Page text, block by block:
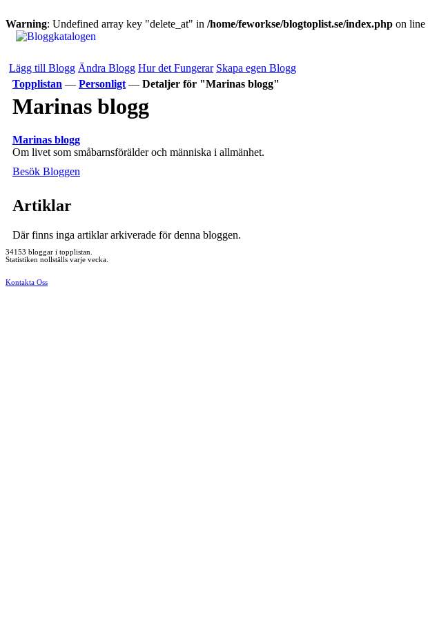
Warning: Undefined array key "delete_at" in /home/feworkse/blogtoplist.se/index.php on line
Lägg till Blogg Ändra Blogg Hur det Fungerar Skapa egen Blogg
Topplistan — Personligt — Detaljer för "Marinas blogg"
Marinas blogg
Marinas blogg
Om livet som småbarnsförälder och människa i allmänhet.
Besök Bloggen
Artiklar
Där finns inga artiklar arkiverade för denna bloggen.
34153 bloggar i topplistan.
Statistiken nollställs varje vecka.
Kontakta Oss